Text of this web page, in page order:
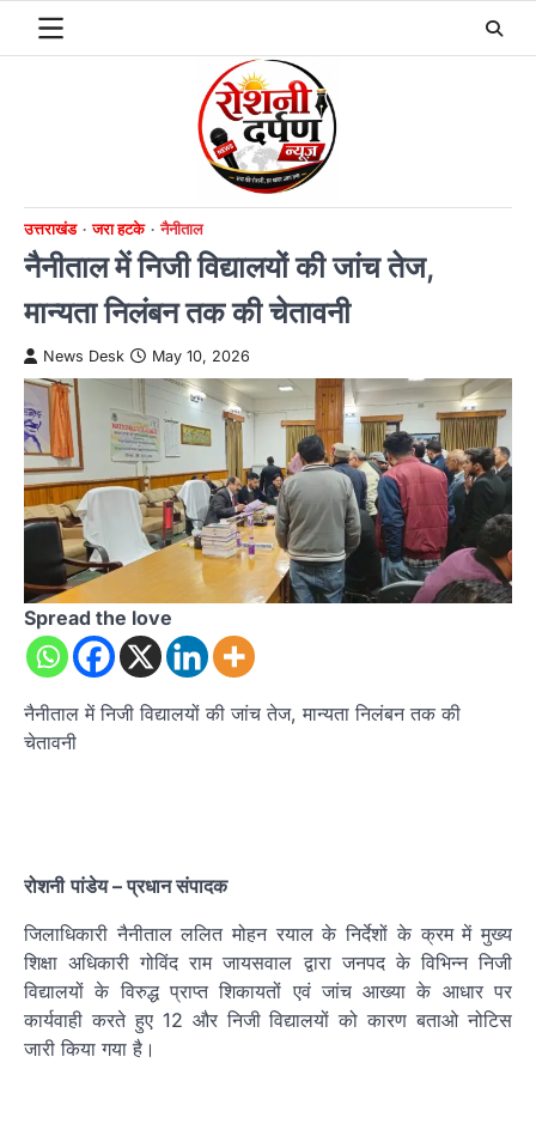
उत्तराखंड जरा हटके नैनीताल
नैनीताल में निजी विद्यालयों की जांच तेज,
मान्यता निलंबन तक की चेतावनी
News Desk May 10, 2026
Spread the love
नैनीताल में निजी विद्यालयों की जांच तेज, मान्यता निलंबन तक की
चेतावनी
रोशनी पांडेय– प्रधान संपादक
जिलाधिकारी नैनीताल ललित मोहन रयाल के निर्देशों के क्रम में मुख्य
शिक्षा अधिकारी गोविंद राम जायसवाल द्वारा जनपद के विभिन्न निजी
विद्यालयों के विरुद्ध प्राप्त शिकायतों एवं जांच आख्या के आधार पर
कार्यवाही करते हुए 12 और निजी विद्यालयों को कारण बताओ नोटिस
जारी किया गया है।